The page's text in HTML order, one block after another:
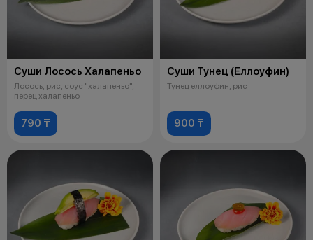
Суши Лосось Халапеньо
Лосось, рис, соус "халапеньо",
перец халапеньо
790 ₸
Суши Тунец (Еллоуфин)
Тунец еллоуфин, рис
900 ₸